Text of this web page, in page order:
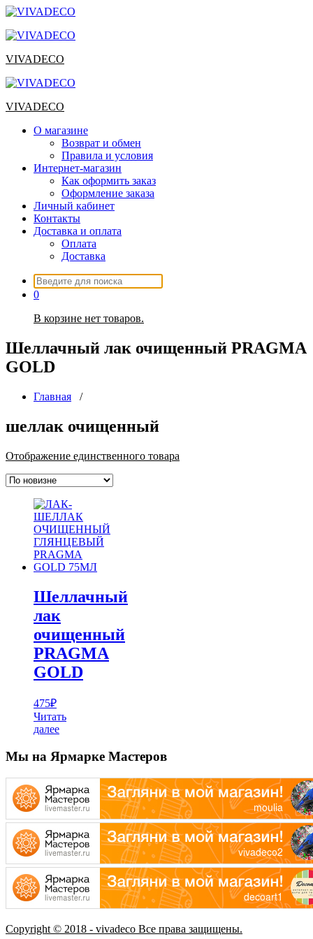
Перейти
содержимому
VIVADECO
VIVADECO
О магазине
Возврат и обмен
Правила и условия
Интернет-магазин
Как оформить заказ
Оформление заказа
Личный кабинет
Контакты
Доставка и оплата
Оплата
Доставка
Искать:
0
В корзине нет товаров.
Шеллачный лак очищенный PRAGMA
GOLD
Главная /
шеллак очищенный
Отображение единственного товара
Шеллачный
лак
очищенный
PRAGMA
GOLD
475₽
Читать
далее
Мы на Ярмарке Мастеров
Copyright © 2018 - vivadeco Все права защищены.